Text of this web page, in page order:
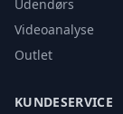
Udendørs
Videoanalyse
Outlet
KUNDESERVICE